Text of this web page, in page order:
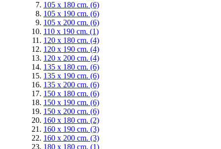
105 x 180 cm. (6)
105 x 190 cm. (6)
105 x 200 cm. (6)
110 x 190 cm. (1)
120 x 180 cm. (4)
120 x 190 cm. (4)
120 x 200 cm. (4)
135 x 180 cm. (6)
135 x 190 cm. (6)
135 x 200 cm. (6)
150 x 180 cm. (6)
150 x 190 cm. (6)
150 x 200 cm. (6)
160 x 180 cm. (2)
160 x 190 cm. (3)
160 x 200 cm. (3)
180 x 180 cm. (1)